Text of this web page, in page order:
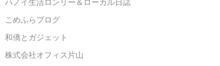
ハノイ生活ロンリー＆ローカル日誌
こめふらブログ
和僑とガジェット
株式会社オフィス片山